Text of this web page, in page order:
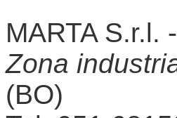
MARTA
Zona
(BO)